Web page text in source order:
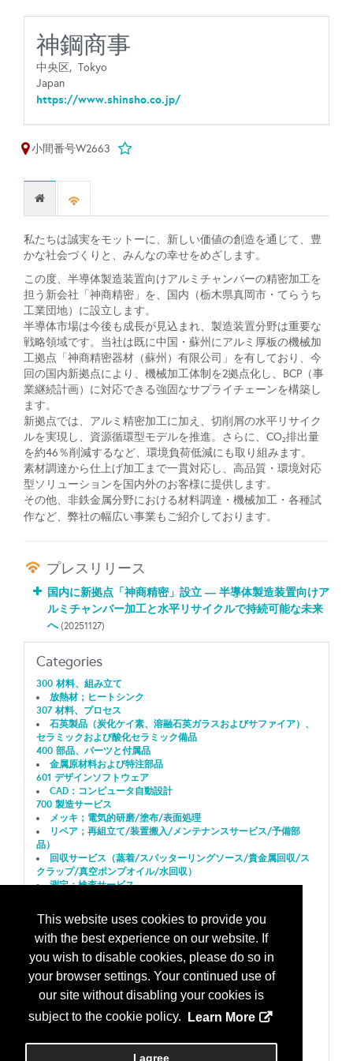
This website uses cookies to provide you
with the best experience on our website. If
you wish to disable cookies, please do so in
your browser settings. Your continued use of
our site without disabling your cookies is
subject to the cookie policy.
Learn More
I agree
神鋼商事
中央区, Tokyo
Japan
https://www.shinsho.co.jp/
小間番号W2663
私たちは誠実をモットーに、新しい価値の創造を通じて、豊
かな社会づくりと、みんなの幸せをめざします。
この度、半導体製造装置向けアルミチャンバーの精密加工を
担う新会社「神商精密」を、国内（栃木県真岡市・てらうち
工業団地）に設立します。
半導体市場は今後も成長が見込まれ、製造装置分野は重要な
戦略領域です。当社は既に中国・蘇州にアルミ厚板の機械加
工拠点「神商精密器材（蘇州）有限公司」を有しており、今
回の国内新拠点により、機械加工体制を2拠点化し、BCP（事
業継続計画）に対応できる強固なサプライチェーンを構築し
ます。
新拠点では、アルミ精密加工に加え、切削屑の水平リサイク
ルを実現し、資源循環型モデルを推進。さらに、CO₂排出量
を約46％削減するなど、環境負荷低減にも取り組みます。
素材調達から仕上げ加工まで一貫対応し、高品質・環境対応
型ソリューションを国内外のお客様に提供します。
その他、非鉄金属分野における材料調達・機械加工・各種試
作など、弊社の幅広い事業もご紹介しております。
プレスリリース
国内に新拠点「神商精密」設立 ― 半導体製造装置向けア
ルミチャンバー加工と水平リサイクルで持続可能な未来
へ(20251127)
Categories
300 材料、組み立て
放熱材；ヒートシンク
307 材料、プロセス
石英製品（炭化ケイ素、溶融石英ガラスおよびサファイア）、
セラミックおよび酸化セラミック備品
400 部品、パーツと付属品
金属原材料および特注部品
601 デザインソフトウェア
CAD：コンピュータ自動設計
700 製造サービス
メッキ；電気的研磨/塗布/表面処理
リペア；再組立て/装置搬入/メンテナンスサービス/予備部
品）
回収サービス（蒸着/スパッターリングソース/貴金属回収/ス
クラップ/真空ポンプオイル/水回収）
測定；検査サービス
CAD/CAM/CIM
FPDデザインと製造
クリーンルーム；汚染管理
組み立て
801 配送とロジスティクス
流通/倉庫/サード・パーティー・ロジスティクス(3PL)
通関/輸出入/乙仲
804 プロフェッショナルサービス
902 その他